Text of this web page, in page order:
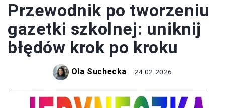
Przewodnik po tworzeniu
gazetki szkolnej: uniknij
błędów krok po kroku
Ola Suchecka 24.02.2026